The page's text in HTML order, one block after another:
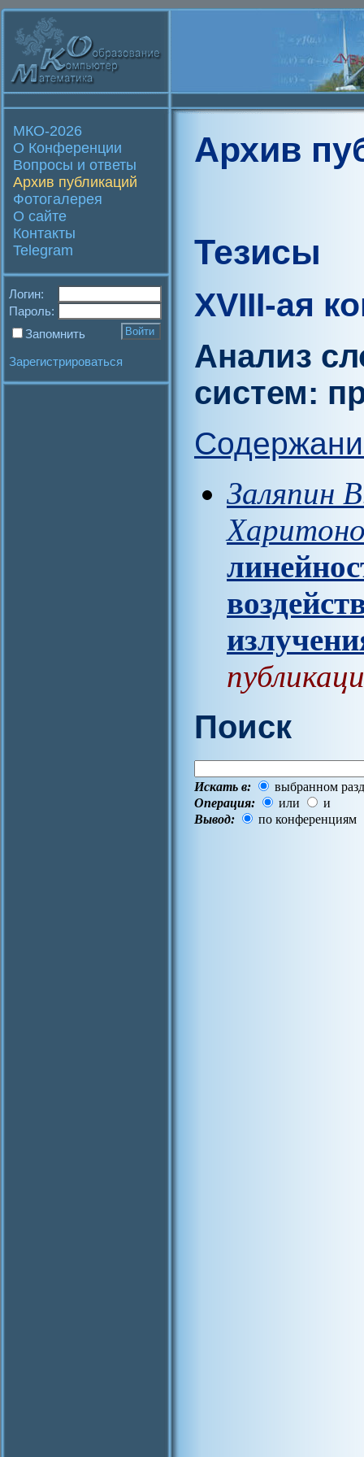
МКО-2026
О Конференции
Вопросы и ответы
Архив публикаций
Фотогалерея
О сайте
Контакты
Telegram
Логин:
Пароль:
Запомнить
Зарегистрироваться
Архив
Тезисы
XVIII-ая
Анализ
систем:
Заляпин
Поиск
Искать в:
выбранном
Операция:
или
и
Вывод:
по конференциям